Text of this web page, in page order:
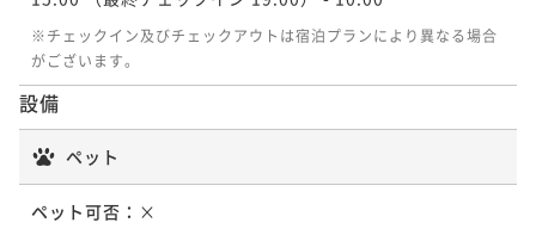
※チェックイン及びチェックアウトは宿泊プランにより異なる場合
がございます。
設備
ペット
ペット可否： ×